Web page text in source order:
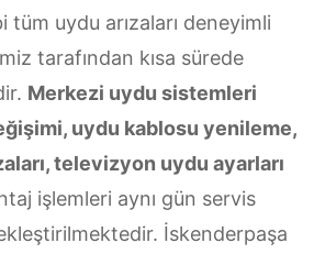
tüm uydu arızaları deneyimli
tarafından kısa sürede
Merkezi uydu sistemleri
uydu kablosu yenileme,
televizyon uydu ayarları
işlemleri aynı gün servis
İskenderpaşa